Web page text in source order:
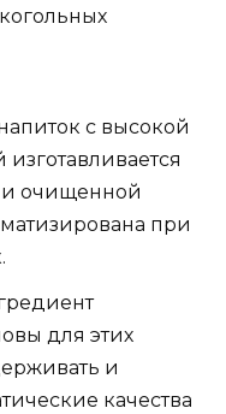
с высокой
и очищенной
при
для этих
и
качества